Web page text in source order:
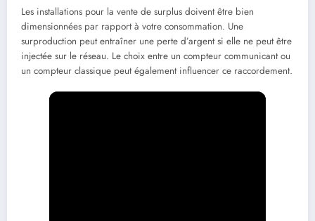
Les installations pour la vente de surplus doivent être bien
dimensionnées par rapport à votre consommation. Une
surproduction peut entraîner une perte d’argent si elle ne peut être
injectée sur le réseau. Le choix entre un compteur communicant ou
un compteur classique peut également influencer ce raccordement.